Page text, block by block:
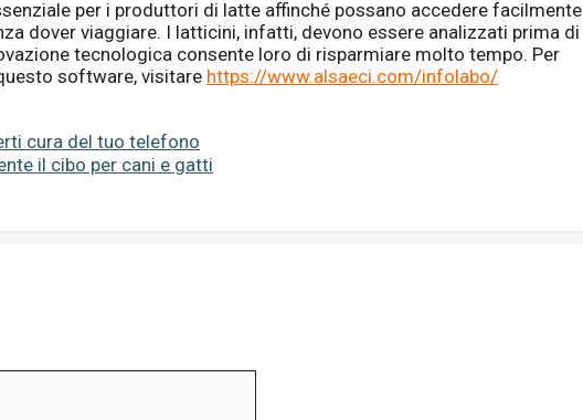
per i produttori di latte affinché possano accedere facilmente
dover viaggiare. I latticini, infatti, devono essere analizzati prima di
tecnologica consente loro di risparmiare molto tempo. Per
software, visitare https://www.alsaeci.com/infolabo/
cura del tuo telefono
il cibo per cani e gatti